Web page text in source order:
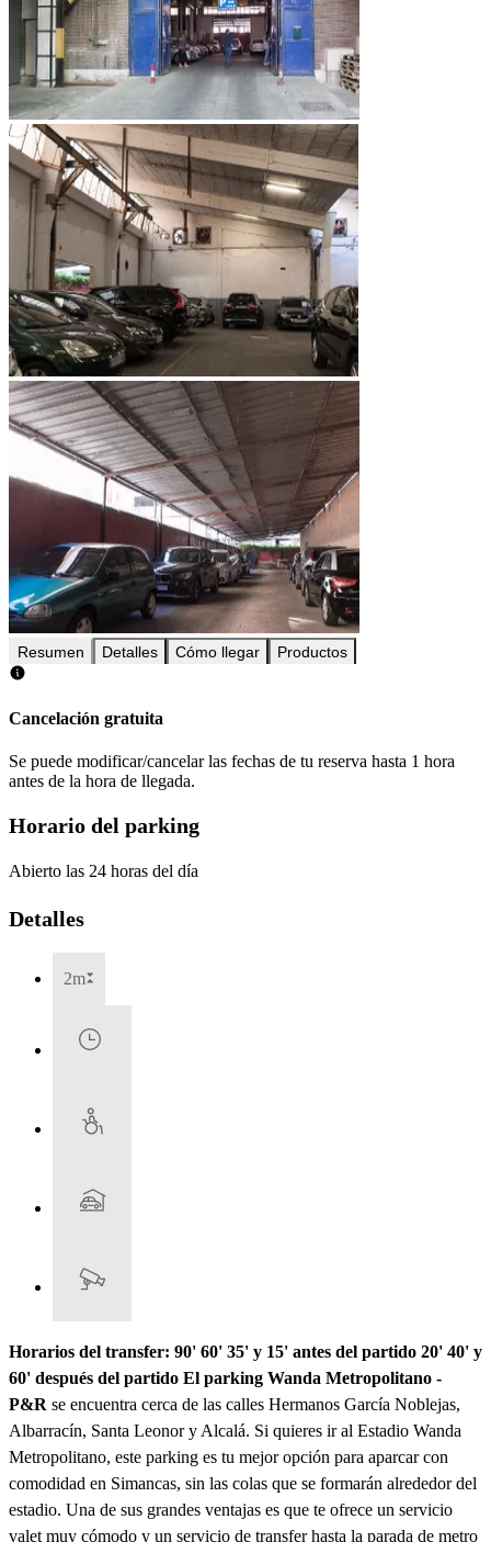
Resumen Detalles Cómo llegar Productos
Cancelación gratuita
Se puede modificar/cancelar las fechas de tu reserva hasta 1 hora
antes de la hora de llegada.
Horario del parking
Abierto las 24 horas del día
Detalles
2m
Horarios del transfer: 90' 60' 35' y 15' antes del partido 20' 40' y
60' después del partido El parking Wanda Metropolitano -
P&R se encuentra cerca de las calles Hermanos García Noblejas,
Albarracín, Santa Leonor y Alcalá. Si quieres ir al Estadio Wanda
Metropolitano, este parking es tu mejor opción para aparcar con
comodidad en Simancas, sin las colas que se formarán alrededor del
estadio. Una de sus grandes ventajas es que te ofrece un servicio
valet muy cómodo y un servicio de transfer hasta la parada de metro